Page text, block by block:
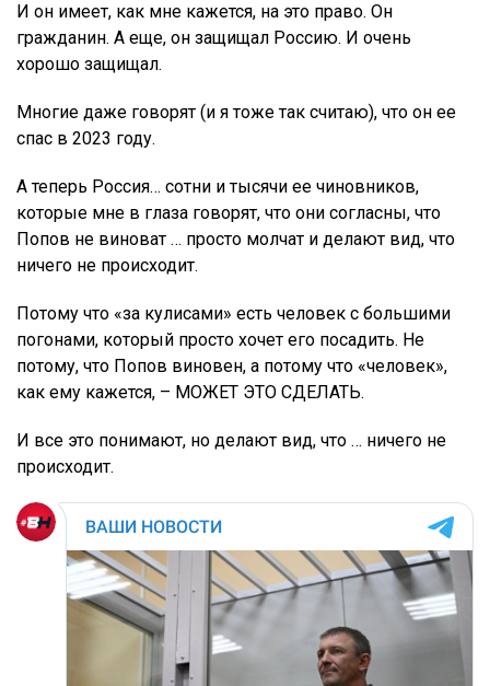
И он имеет, как мне кажется, на это право. Он
гражданин. А еще, он защищал Россию. И очень
хорошо защищал.
Многие даже говорят (и я тоже так считаю), что он ее
спас в 2023 году.
А теперь Россия… сотни и тысячи ее чиновников,
которые мне в глаза говорят, что они согласны, что
Попов не виноват … просто молчат и делают вид, что
ничего не происходит.
Потому что «за кулисами» есть человек с большими
погонами, который просто хочет его посадить. Не
потому, что Попов виновен, а потому что «человек»,
как ему кажется, – МОЖЕТ ЭТО СДЕЛАТЬ.
И все это понимают, но делают вид, что … ничего не
происходит.